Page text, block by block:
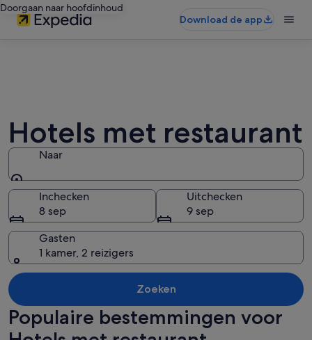
Doorgaan naar hoofdinhoud
Download de app
Hotels met restaurant
Naar
Naar
Inchecken
8 sep
Uitchecken
9 sep
Gasten
1 kamer, 2 reizigers
Zoeken
Populaire bestemmingen voor